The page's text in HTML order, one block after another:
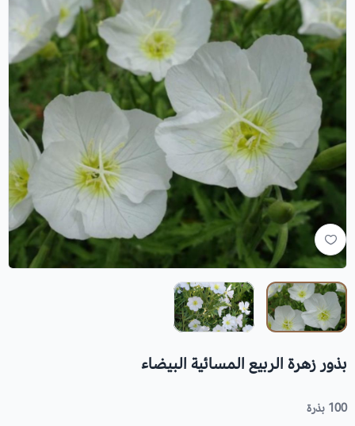
بذور زهرة الربيع المسائية البيضاء
100 بذرة